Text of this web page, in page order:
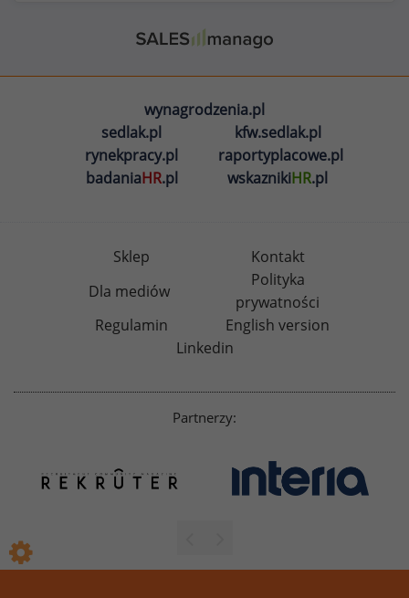
wynagrodzenia.pl
sedlak.pl
kfw.sedlak.pl
rynekpracy.pl
raportyplacowe.pl
badaniaHR.pl wskaznikiHR.pl
Sklep
Kontakt
Dla mediów
Polityka
prywatności
Regulamin
English version
Linkedin
Partnerzy: